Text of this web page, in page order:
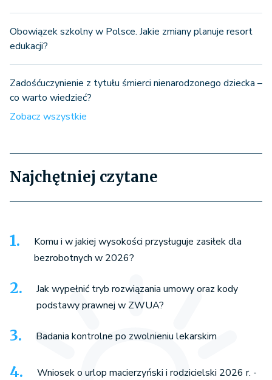
Obowiązek szkolny w Polsce. Jakie zmiany planuje resort
edukacji?
Zadośćuczynienie z tytułu śmierci nienarodzonego dziecka –
co warto wiedzieć?
Zobacz wszystkie
Najchętniej czytane
Komu i w jakiej wysokości przysługuje zasiłek dla
bezrobotnych w 2026?
Jak wypełnić tryb rozwiązania umowy oraz kody
podstawy prawnej w ZWUA?
Badania kontrolne po zwolnieniu lekarskim
Wniosek o urlop macierzyński i rodzicielski 2026 r. -